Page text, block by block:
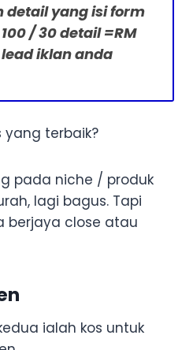
detail yang isi form
/ 30 detail =RM
iklan anda
yang terbaik?
pada niche / produk
lagi bagus. Tapi
berjaya close atau
ialah kos untuk